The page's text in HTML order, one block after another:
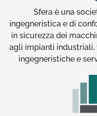
Sfera è una
ingegneristica e di
in sicurezza dei
agli impianti industriali,
ingegneristiche e